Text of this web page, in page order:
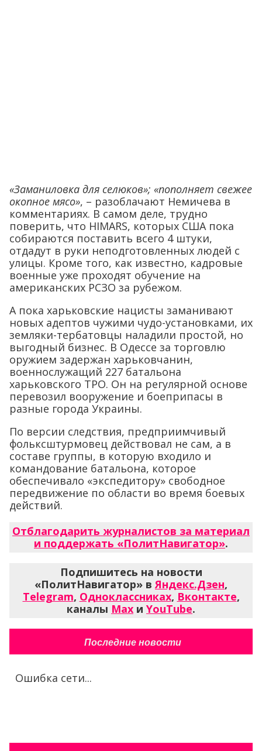
«Заманиловка для селюков»; «пополняет свежее
окопное мясо», – разоблачают Немичева в
комментариях. В самом деле, трудно
поверить, что HIMARS, которых США пока
собираются поставить всего 4 штуки,
отдадут в руки неподготовленных людей с
улицы. Кроме того, как известно, кадровые
военные уже проходят обучение на
американских РСЗО за рубежом.
А пока харьковские нацисты заманивают
новых адептов чужими чудо-установками, их
земляки-тербатовцы наладили простой, но
выгодный бизнес. В Одессе за торговлю
оружием задержан харьковчанин,
военнослужащий 227 батальона
харьковского ТРО. Он на регулярной основе
перевозил вооружение и боеприпасы в
разные города Украины.
По версии следствия, предприимчивый
фольксштурмовец действовал не сам, а в
составе группы, в которую входило и
командование батальона, которое
обеспечивало «экспедитору» свободное
передвижение по области во время боевых
действий.
Отблагодарить журналистов за материал
и поддержать «ПолитНавигатор».
Подпишитесь на новости
«ПолитНавигатор» вЯндекс.Дзен,
Telegram, Одноклассниках, Вконтакте,
каналы Max и YouTube.
Последние новости
Ошибка сети...